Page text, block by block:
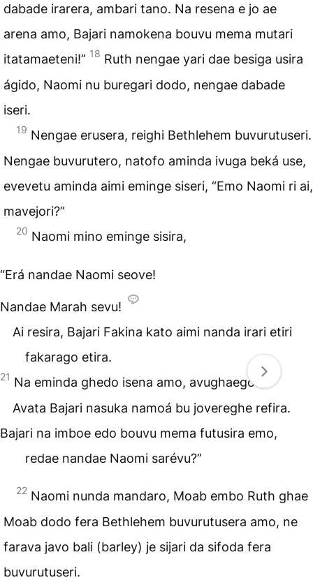
dabade irarera, ambari tano. Na resena e jo ae
arena amo, Bajari namokena bouvu mema mutari
itatamaeteni!” 18 Ruth nengae yari dae besiga usira
ágido, Naomi nu buregari dodo, nengae dabade
iseri.
19 Nengae erusera, reighi Bethlehem buvurutuseri.
Nengae buvurutero, natofo aminda ivuga beká use,
evevetu aminda aimi eminge siseri, “Emo Naomi ri ai,
mavejori?”
20 Naomi mino eminge sisira,
“Erá nandae Naomi seove!
Nandae Marah sevu!
Ai resira, Bajari Fakina kato aimi nanda irari etiri
fakarago etira.
21 Na eminda ghedo isena amo, avughaegori.
Avata Bajari nasuka namoá bu jovereghe refira.
Bajari na imboe edo bouvu mema futusira emo,
redae nandae Naomi sarévu?”
22 Naomi nunda mandaro, Moab embo Ruth ghae
Moab dodo fera Bethlehem buvurutusera amo, ne
farava javo bali (barley) je sijari da sifoda fera
buvurutuseri.